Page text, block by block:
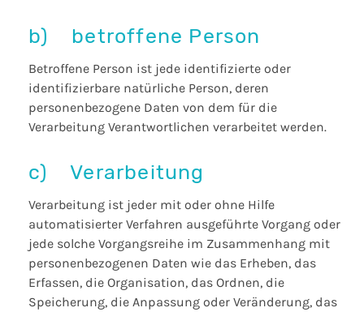
b) betroffene Person
Betroffene Person ist jede identifizierte oder
identifizierbare natürliche Person, deren
personenbezogene Daten von dem für die
Verarbeitung Verantwortlichen verarbeitet werden.
c) Verarbeitung
Verarbeitung ist jeder mit oder ohne Hilfe
automatisierter Verfahren ausgeführte Vorgang oder
jede solche Vorgangsreihe im Zusammenhang mit
personenbezogenen Daten wie das Erheben, das
Erfassen, die Organisation, das Ordnen, die
Speicherung, die Anpassung oder Veränderung, das